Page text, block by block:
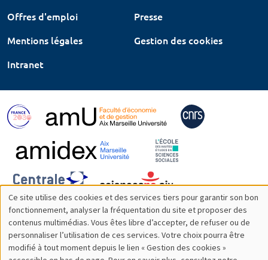
Offres d'emploi
Presse
Mentions légales
Gestion des cookies
Intranet
Utilisation
des
données
Ce site utilise des cookies et des services tiers pour garantir son bon
fonctionnement, analyser la fréquentation du site et proposer des
contenus multimédias. Vous êtes libre d’accepter, de refuser ou de
personnaliser l’utilisation de ces services. Votre choix pourra être
modifié à tout moment depuis le lien « Gestion des cookies »